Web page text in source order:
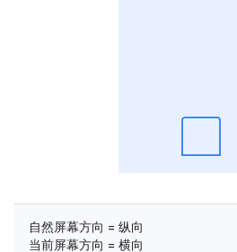
自然屏幕方向 = 纵向
当前屏幕方向 = 横向